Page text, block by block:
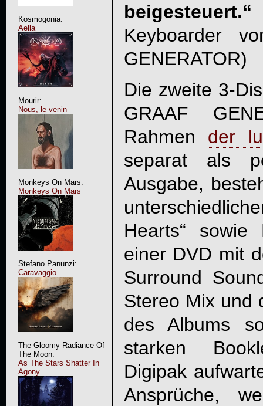
Kosmogonia:
Aella
Mourir:
Nous, le venin
Monkeys On Mars:
Monkeys On Mars
Stefano Panunzi:
Caravaggio
The Gloomy Radiance Of
The Moon:
As The Stars Shatter In
Agony
beigesteuert.“
Keyboarder
GENERATOR)
Die zweite 3-
GRAAF
Rahmen der
separat als
Ausgabe,
Hearts“ sowie
einer DVD mit
Surround
Stereo Mix und
des Albums
starken
Digipak
Ansprüche,